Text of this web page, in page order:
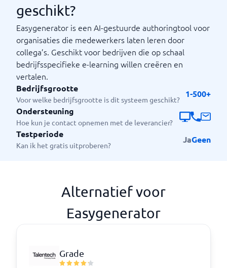
geschikt?
Easygenerator is een AI-gestuurde authoringtool voor
organisaties die medewerkers laten leren door
collega’s. Geschikt voor bedrijven die op schaal
bedrijfsspecifieke e-learning willen creëren en
vertalen.
Bedrijfsgrootte
Voor welke bedrijfsgrootte is dit systeem geschikt?
1-500+
Ondersteuning
Hoe kun je contact opnemen met de leverancier?
Testperiode
Kan ik het gratis uitproberen?
JaGeen
Alternatief voor
Easygenerator
Grade